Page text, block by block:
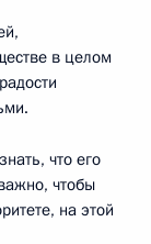
в целом
что его
чтобы
на этой